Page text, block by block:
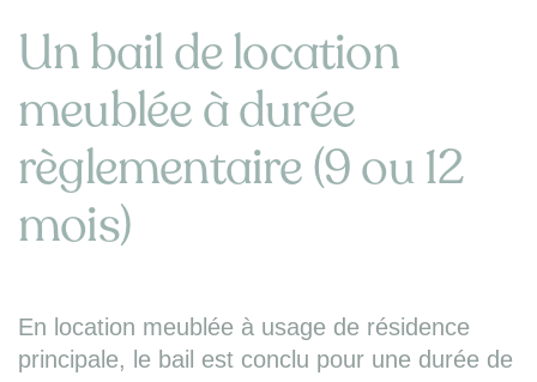
Un bail de location
meublée à durée
règlementaire (9 ou 12
mois)
En location meublée à usage de résidence
principale, le bail est conclu pour une durée de